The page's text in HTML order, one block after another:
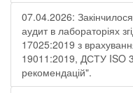
07.04.2026:
аудит в лабораторіях
17025:2019 з
19011:2019, ДСТУ ISO
рекомендацій".